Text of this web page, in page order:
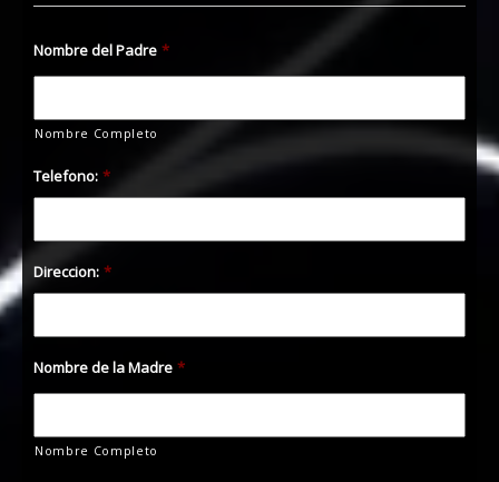
Nombre del Padre *
Nombre Completo
Telefono: *
Direccion: *
Nombre de la Madre *
Nombre Completo